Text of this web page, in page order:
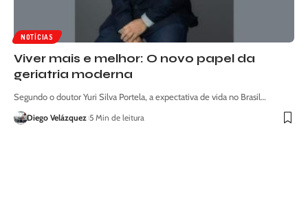
NOTÍCIAS
Viver mais e melhor: O novo papel da
geriatria moderna
Segundo o doutor Yuri Silva Portela, a expectativa de vida no Brasil…
Diego Velázquez 5 Min de leitura